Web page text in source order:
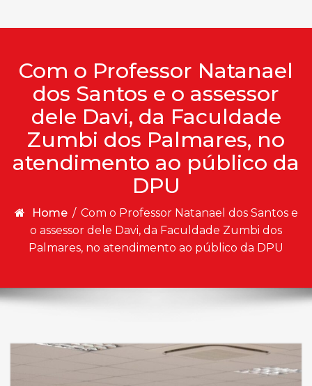
Com o Professor Natanael
dos Santos e o assessor
dele Davi, da Faculdade
Zumbi dos Palmares, no
atendimento ao público da
DPU
Home / Com o Professor Natanael dos Santos e
o assessor dele Davi, da Faculdade Zumbi dos
Palmares, no atendimento ao público da DPU